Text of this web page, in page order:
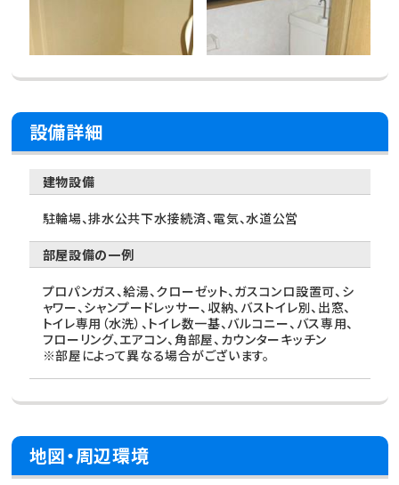
設備詳細
建物設備
駐輪場、排水公共下水接続済、電気、水道公営
部屋設備の一例
プロパンガス、給湯、クローゼット、ガスコンロ設置可、シ
ャワー、シャンプードレッサー、収納、バストイレ別、出窓、
トイレ専用（水洗）、トイレ数一基、バルコニー、バス専用、
フローリング、エアコン、角部屋、カウンターキッチン
※部屋によって異なる場合がございます。
地図・周辺環境